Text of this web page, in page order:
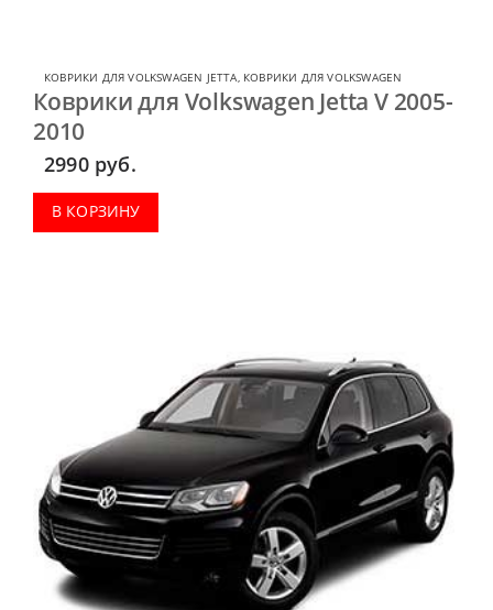
КОВРИКИ ДЛЯ VOLKSWAGEN JETTA, КОВРИКИ ДЛЯ VOLKSWAGEN
Коврики для Volkswagen Jetta V 2005-
2010
2990 руб.
В КОРЗИНУ